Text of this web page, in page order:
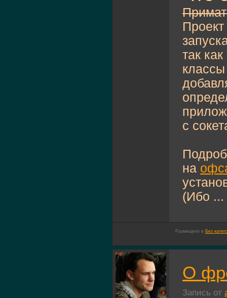
так
с
на
(Ибо ...
Размещено в Без
О
Запись от